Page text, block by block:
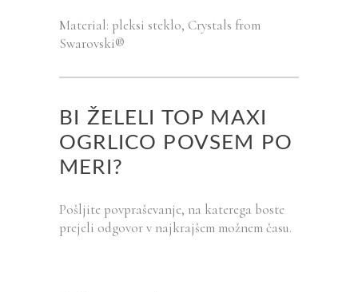
Material: pleksi steklo, Crystals from
Swarovski®
BI ŽELELI TOP MAXI
OGRLICO POVSEM PO
MERI?
Pošljite povpraševanje, na katerega boste
prejeli odgovor v najkrajšem možnem času.